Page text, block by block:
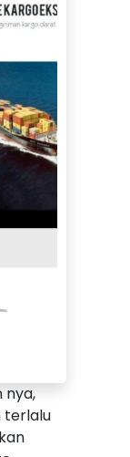
nya,
terlalu